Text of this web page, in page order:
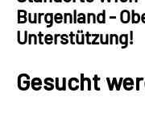
Burgenland -
Unterstützung!
Gesucht